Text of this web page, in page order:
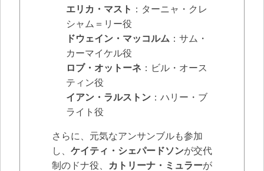
エリカ・マスト ：ターニャ・クレ
シャム＝リー役
ドウェイン・マッコルム ：サム・
カーマイケル役
ロブ・オットーネ ：ビル・オース
ティン役
イアン・ラルストン：ハリー・ブ
ライト役
さらに、元気なアンサンブルも参加
し、 ケイティ・シェパードソンが交代
制のドナ役、
カトリーナ・ミュラーが